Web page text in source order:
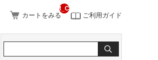
カートをみる
__ITM_CNT__
ご利用ガイド